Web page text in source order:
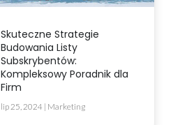
Skuteczne Strategie
Budowania Listy
Subskrybentów:
Kompleksowy Poradnik dla
Firm
lip 25, 2024 | Marketing